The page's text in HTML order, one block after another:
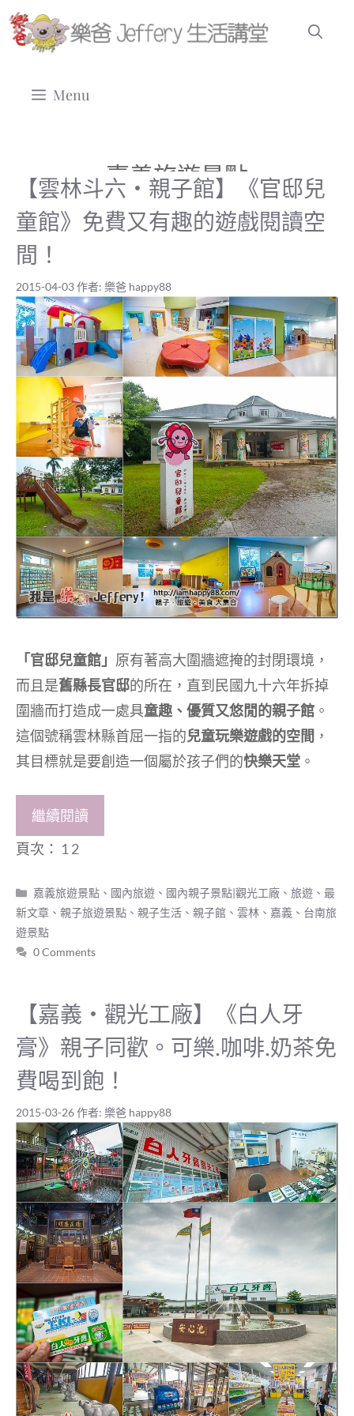
跳
至
Menu
嘉義旅遊景點
【雲林斗六‧親子館】《官邸兒
童館》免費又有趣的遊戲閱讀空
間！
2015-04-03作者: 樂爸 happy88
「官邸兒童館」 原有著高大圍牆遮掩的封閉環境，
而且是舊縣長官邸的所在，直到民國九十六年拆掉
圍牆而打造成一處具童趣、優質又悠閒的親子館 。
這個號稱雲林縣首屈一指的兒童玩樂遊戲的空間 ，
其目標就是要創造一個屬於孩子們的快樂天堂 。
繼續閱讀
頁次： 1 2
分
類
嘉義旅遊景點 、 國內旅遊 、 國內親子景點|觀光工廠 、旅遊 、最
新文章 、 親子旅遊景點 、 親子生活 、 親子館 、 雲林、嘉義、台南旅
遊景點
0 Comments
【嘉義‧觀光工廠】《白人牙
膏》親子同歡。可樂.咖啡.奶茶免
費喝到飽！
2015-03-26作者: 樂爸 happy88